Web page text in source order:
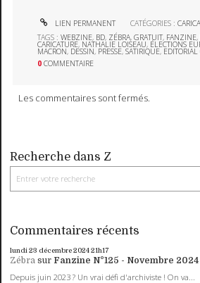
LIEN PERMANENT CATÉGORIES :
TAGS :WEBZINE, BD, ZÉBRA,GRATUIT, FANZINE,
CARICATURE, NATHALIE LOISEAU, ÉLECTIONS
MACRON, DESSIN, PRESSE,SATIRIQUE,
0 COMMENTAIRE
Les commentaires sont fermés.
Recherche dans Z
Commentaires récents
lundi 23 décembre 202421h17
Zébra sur Fanzine N°125 - Novembre 2024
Depuis juin 2023 ? Un vrai défi d'archiviste ! On va...